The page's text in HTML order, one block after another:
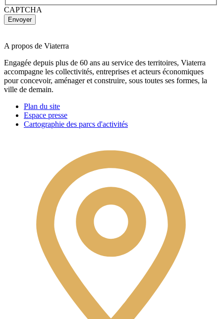
CAPTCHA
A propos de Viaterra
Engagée depuis plus de 60 ans au service des territoires, Viaterra
accompagne les collectivités, entreprises et acteurs économiques
pour concevoir, aménager et construire, sous toutes ses formes, la
ville de demain.
Plan du site
Espace presse
Cartographie des parcs d'activités